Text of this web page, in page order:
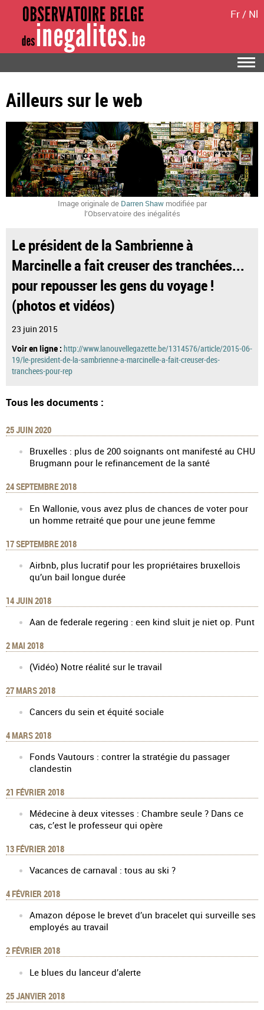
Fr/ Nl
Ailleurs sur le web
Image originale de Darren Shawmodifiée par
l’Observatoire des inégalités
Le président de la Sambrienne à
Marcinelle a fait creuser des tranchées...
pour repousser les gens du voyage !
(photos et vidéos)
23 juin 2015
Voir en ligne : http://www.lanouvellegazette.be/1314576/article/2015-06-
19/le-president-de-la-sambrienne-a-marcinelle-a-fait-creuser-des-
tranchees-pour-rep
Tous les documents :
25 JUIN 2020
Bruxelles : plus de 200 soignants ont manifesté au CHU
Brugmann pour le refinancement de la santé
24 SEPTEMBRE 2018
En Wallonie, vous avez plus de chances de voter pour
un homme retraité que pour une jeune femme
17 SEPTEMBRE 2018
Airbnb, plus lucratif pour les propriétaires bruxellois
qu’un bail longue durée
14 JUIN 2018
Aan de federale regering : een kind sluit je niet op. Punt
2 MAI 2018
(Vidéo) Notre réalité sur le travail
27 MARS 2018
Cancers du sein et équité sociale
4 MARS 2018
Fonds Vautours : contrer la stratégie du passager
clandestin
21 FÉVRIER 2018
Médecine à deux vitesses : Chambre seule ? Dans ce
cas, c’est le professeur qui opère
13 FÉVRIER 2018
Vacances de carnaval : tous au ski ?
4 FÉVRIER 2018
Amazon dépose le brevet d’un bracelet qui surveille ses
employés au travail
2 FÉVRIER 2018
Le blues du lanceur d’alerte
25 JANVIER 2018